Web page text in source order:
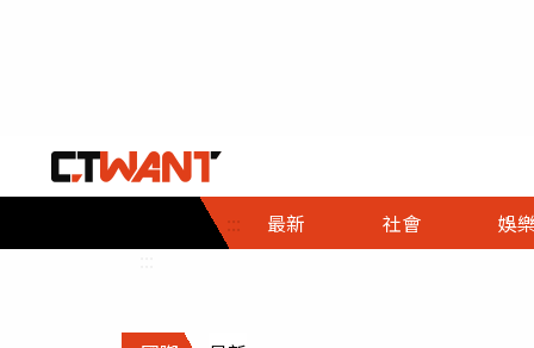
::: 最新 社會
社會首頁
時事
調查
娛樂
娛樂首頁
即時
財經首頁
熱線
政